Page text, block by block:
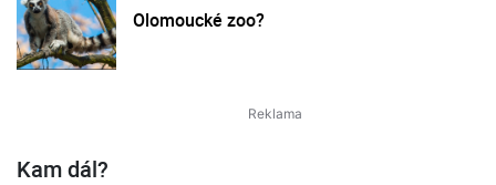
Olomoucké zoo?
Kam dál?